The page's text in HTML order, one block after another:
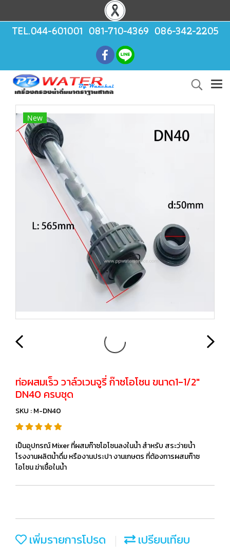
TEL.044-601001 081-710-4369 086-342-2205
New
ท่อผสมเร็ว วาล์วเวนจูรี่ ก๊าซโอโซน ขนาด1-1/2"
DN40 ครบชุด
SKU : M-DN40
เป็นอุปกรณ์ Mixer ที่ผสมก๊าซโอโซนลงในน้ำ สำหรับ สระว่ายน้ำ
โรงงานผลิตน้ำดื่ม หรืองานประปา งานเกษตร ที่ต้องการผสมก๊าซ
โอโซน ฆ่าเชื้อในน้ำ
เพิ่มรายการโปรด เปรียบเทียบ